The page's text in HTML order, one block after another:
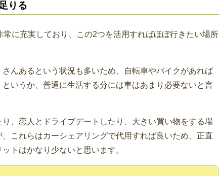
りる
に充実しており、この2つを活用すればほぼ行きたい場所
んあるという状況も多いため、自転車やバイクがあれば
いうか、普通に生活する分には車はあまり必要ないと言
、恋人とドライブデートしたり、大きい買い物をする場
これらはカーシェアリングで代用すれば良いため、正直
トはかなり少ないと思います。